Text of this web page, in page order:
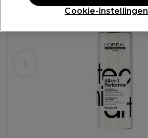
Cookie-instellingen